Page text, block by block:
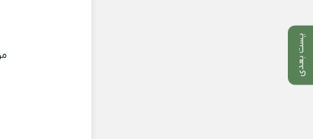
پست بعدی